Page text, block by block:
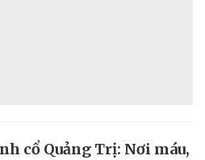
cổ Quảng Trị: Nơi máu,